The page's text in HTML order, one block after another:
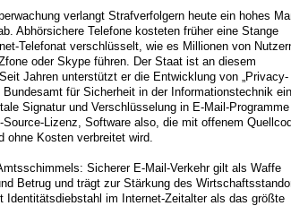
verlangt Strafverfolgern heute ein hohes
Abhörsichere Telefone kosteten früher eine Stange
Telefonat verschlüsselt, wie es Millionen von
oder Skype führen. Der Staat ist an diesem
Jahren unterstützt er die Entwicklung von „Privacy-
Bundesamt für Sicherheit in der Informationstechnik ein
Signatur und Verschlüsselung in E-Mail-Programme
Lizenz, Software also, die mit offenem
ohne Kosten verbreitet wird.
Sicherer E-Mail-Verkehr gilt als Waffe
Betrug und trägt zur Stärkung des
Identitätsdiebstahl im Internet-Zeitalter als das größte